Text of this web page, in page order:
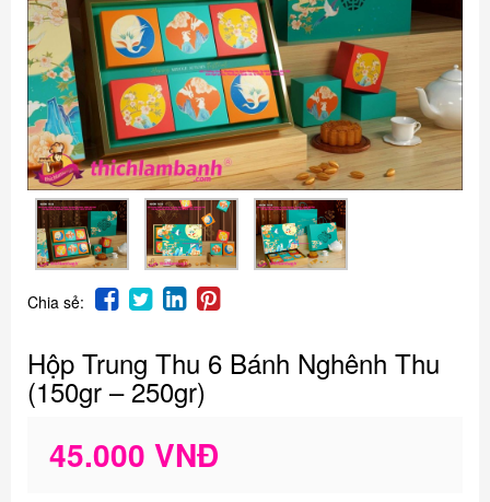
Chia sẻ:
Hộp Trung Thu 6 Bánh Nghênh Thu
(150gr – 250gr)
45.000 VNĐ